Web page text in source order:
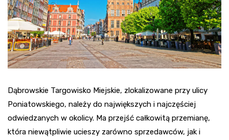
Dąbrowskie Targowisko Miejskie, zlokalizowane przy ulicy
Poniatowskiego, należy do największych i najczęściej
odwiedzanych w okolicy. Ma przejść całkowitą przemianę,
która niewątpliwie ucieszy zarówno sprzedawców, jak i